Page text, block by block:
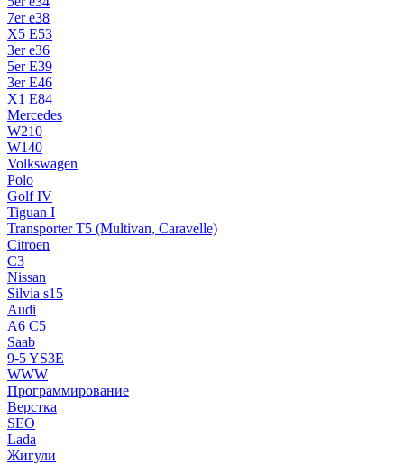
7er e38
X5 E53
3er e36
5er E39
3er E46
X1 E84
Mercedes
W210
W140
Volkswagen
Polo
Golf IV
Tiguan I
Transporter T5 (Multivan, Caravelle)
Citroen
C3
Nissan
Silvia s15
Audi
A6 C5
Saab
9-5 YS3E
WWW
Программирование
Верстка
SEO
Lada
Жигули